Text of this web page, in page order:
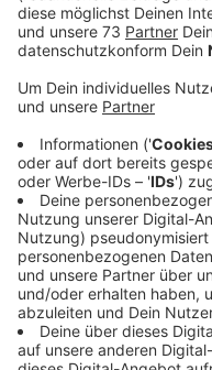
Anzeige
Mehr Effizienz
Anzeige
Änderung der
dem 1. Juni gelten für
Verwaltung die
Montag bis
von 8 bis 12 Uhr 30.